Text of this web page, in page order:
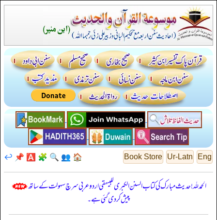
Eng
Ur-Latn
Book Store
🏠
👥
🔍
🧩
🅰️
📌
↩️
الحمدللہ! حدیث مبارک کی کتاب السنن الكبرى للبيهقي اردو عربی سرچ سہولت کے ساتھ
پیش کر دی گئی ہے۔